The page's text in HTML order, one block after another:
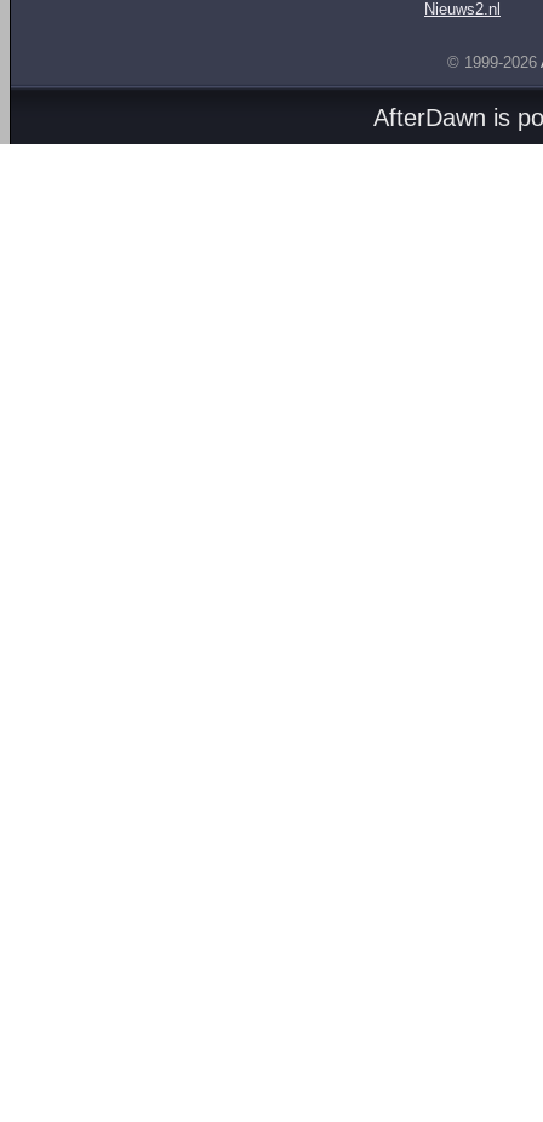
Nieuws2.nl
© 1999-2026
AfterDawn is